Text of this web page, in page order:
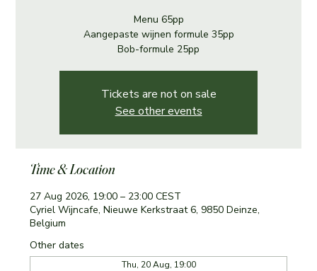
Menu 65pp
Aangepaste wijnen formule 35pp
Bob-formule 25pp
Tickets are not on sale
See other events
Time & Location
27 Aug 2026, 19:00 – 23:00 CEST
Cyriel Wijncafe, Nieuwe Kerkstraat 6, 9850 Deinze,
Belgium
Other dates
Thu, 20 Aug, 19:00